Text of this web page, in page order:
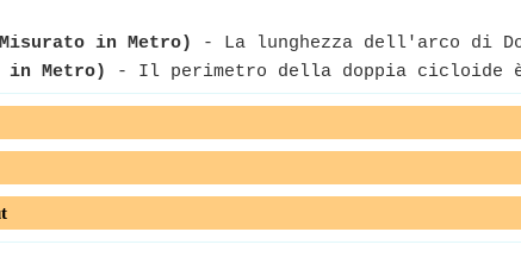
in Metro)
- La lunghezza dell'arco di
in Metro) - Il perimetro della doppia cicloide